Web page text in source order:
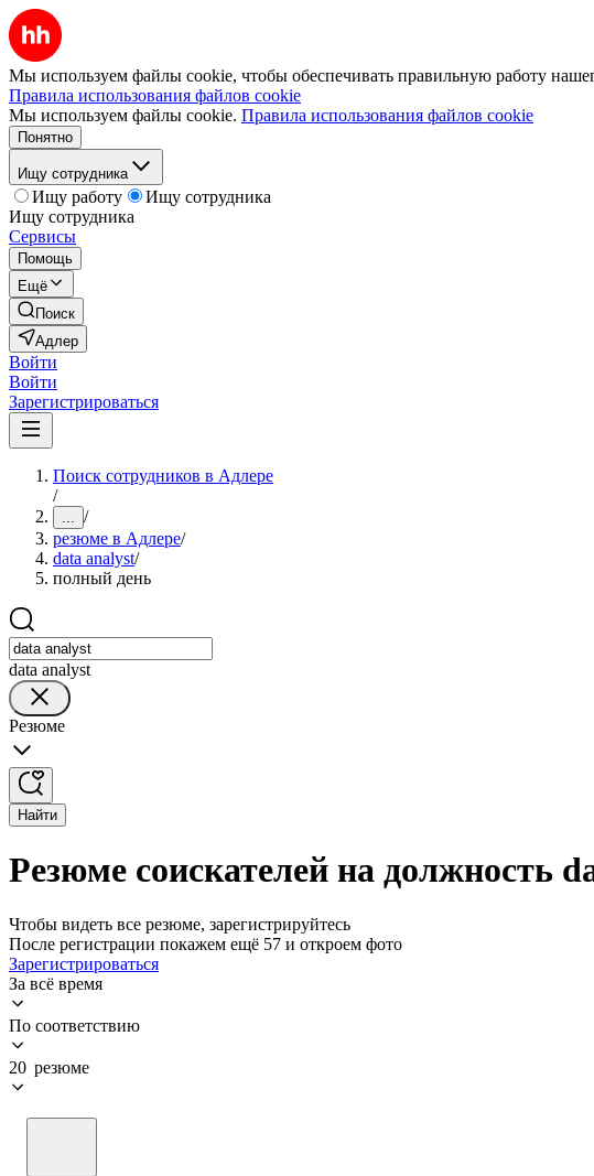
Мы используем файлы cookie, чтобы обеспечивать правильную работу
Правила использования файлов cookie
Мы используем файлы cookie. Правила использования файлов cookie
Понятно
Ищу сотрудника
Ищу работу
Ищу сотрудника
Ищу сотрудника
Сервисы
Помощь
Ещё
Поиск
Адлер
Войти
Войти
Зарегистрироваться
Поиск сотрудников в Адлере
/
... /
резюме в Адлере/
data analyst/
полный день
data analyst
Резюме
Найти
Резюме соискателей на должность
Чтобы видеть все резюме, зарегистрируйтесь
После регистрации покажем ещё 57 и откроем фото
Зарегистрироваться
За всё время
По соответствию
20 резюме